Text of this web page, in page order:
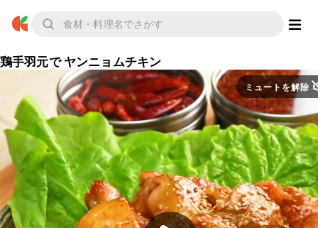
鶏手羽元で ヤンニョムチキン
ミュートを解除